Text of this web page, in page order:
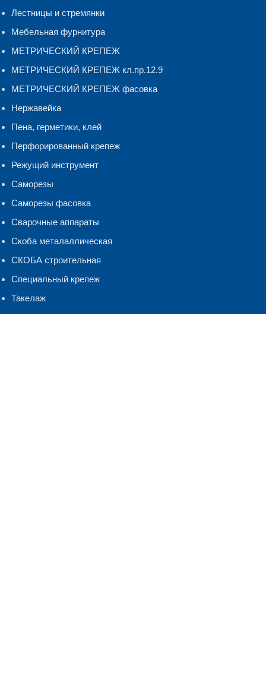
Лестницы и стремянки
Мебельная фурнитура
МЕТРИЧЕСКИЙ КРЕПЕЖ
МЕТРИЧЕСКИЙ КРЕПЕЖ кл.пр.12.9
МЕТРИЧЕСКИЙ КРЕПЕЖ фасовка
Нержавейка
Пена, герметики, клей
Перфорированный крепеж
Режущий инструмент
Саморезы
Саморезы фасовка
Сварочные аппараты
Скоба металаллическая
СКОБА строительная
Специальный крепеж
Такелаж
Хомуты, бандаж